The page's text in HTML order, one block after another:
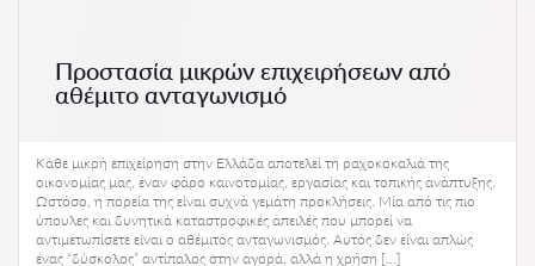
Προστασία μικρών επιχειρήσεων από
αθέμιτο ανταγωνισμό
Κάθε μικρή επιχείρηση στην Ελλάδα αποτελεί τη ραχοκοκαλιά της
οικονομίας μας, έναν φάρο καινοτομίας, εργασίας και τοπικής ανάπτυξης.
Ωστόσο, η πορεία της είναι συχνά γεμάτη προκλήσεις. Μία από τις πιο
ύπουλες και δυνητικά καταστροφικές απειλές που μπορεί να
αντιμετωπίσετε είναι ο αθέμιτος ανταγωνισμός. Αυτός δεν είναι απλώς
ένας “δύσκολος” αντίπαλος στην αγορά, αλλά η χρήση […]